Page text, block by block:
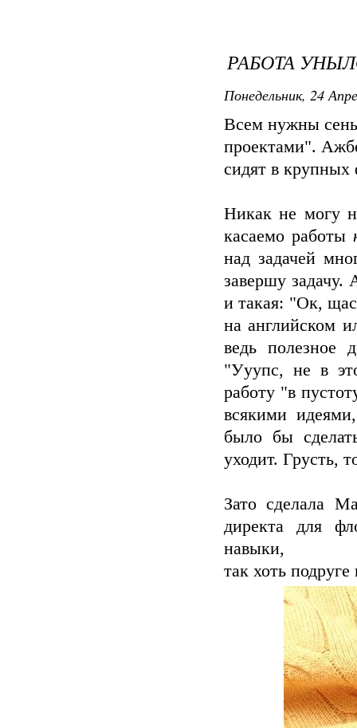
РАБОТА
Понедельник, 24
Всем нужны
проектами".
сидят в
Никак не могу
касаемо работы
над задачей
завершу
и такая: "Ок,
на английском
ведь полезное
"Ууупс, не в
работу "в
всякими
было бы
уходит. Грусть,
Зато сделала
директа для
навыки,
так хоть подруге